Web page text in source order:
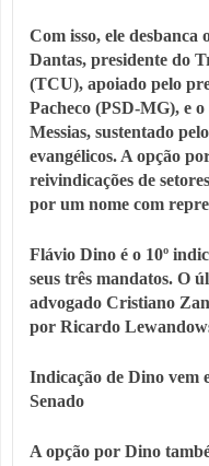
Com isso, ele desbanca
Dantas, presidente do
(TCU), apoiado pelo
Pacheco (PSD-MG), e
Messias, sustentado
evangélicos. A opção
reivindicações de
por um nome com
Flávio Dino é o 10º
seus três mandatos. O
advogado Cristiano
por Ricardo
Indicação de Dino vem
Senado
A opção por Dino